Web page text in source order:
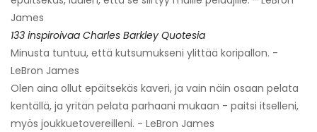
James
133 inspiroivaa Charles Barkley Quotesia
Minusta tuntuu, että kutsumukseni ylittää koripallon. -
LeBron James
Olen aina ollut epäitsekäs kaveri, ja vain näin osaan pelata
kentällä, ja yritän pelata parhaani mukaan - paitsi itselleni,
myös joukkuetovereilleni. - LeBron James